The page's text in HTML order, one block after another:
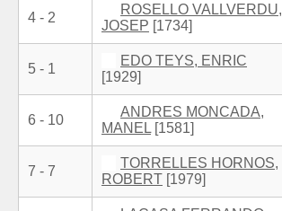
4 - 2
ROSELLO VALLVERDU,
JOSEP [1734]
5 - 1
EDO TEYS, ENRIC
[1929]
6 - 10
ANDRES MONCADA,
MANEL [1581]
7 - 7
TORRELLES HORNOS,
ROBERT [1979]